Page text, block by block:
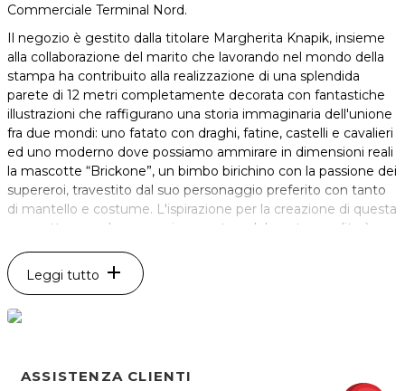
Commerciale Terminal Nord.
Il negozio è gestito dalla titolare Margherita Knapik, insieme
alla collaborazione del marito che lavorando nel mondo della
stampa ha contribuito alla realizzazione di una splendida
parete di 12 metri completamente decorata con fantastiche
illustrazioni che raffigurano una storia immaginaria dell'unione
fra due mondi: uno fatato con draghi, fatine, castelli e cavalieri
ed uno moderno dove possiamo ammirare in dimensioni reali
la mascotte “Brickone”, un bimbo birichino con la passione dei
supereroi, travestito dal suo personaggio preferito con tanto
di mantello e costume. L'ispirazione per la creazione di questa
mascotte e per la successiva apertura del punto vendita è
contribuisce senza alcun dubbio a testare in prima persona gli
ottimi prodotti proposti. Gli articoli che potrete trovare da
produzione prevalentemente europea e che rispettano a
giochi di una volta, semplici, duraturi, come la semplice
Leggi tutto add
ASSISTENZA CLIENTI